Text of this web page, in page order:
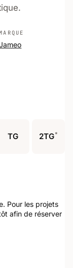
TG 2TG*
Pour les projets
afin de réserver